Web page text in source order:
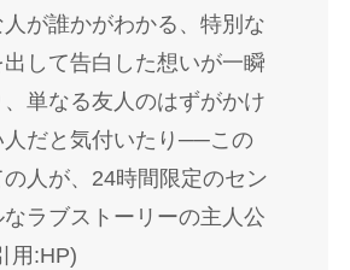
が誰かがわかる、特別な
出して告白した想いが一瞬
単なる友人のはずがかけ
人だと気付いたり──この
の人が、24時間限定のセン
ラブストーリーの主人公
用:HP)